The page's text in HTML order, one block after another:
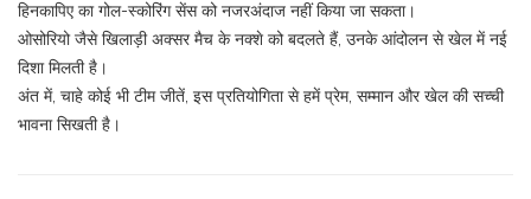
हिनकापिए का गोल-स्कोरिंग सेंस को नजरअंदाज नहीं किया जा सकता।
ओसोरियो जैसे खिलाड़ी अक्सर मैच के नक्शे को बदलते हैं, उनके आंदोलन से खेल में नई
दिशा मिलती है।
अंत में, चाहे कोई भी टीम जीतें, इस प्रतियोगिता से हमें प्रेम, सम्मान और खेल की सच्ची
भावना सिखती है।